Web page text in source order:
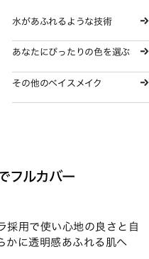
水があふれるような技術
あなたにぴったりの色を選ぶ
その他のベイスメイク
フルカバー
採用で使い心地の良さと自
かに透明感あふれる肌へ